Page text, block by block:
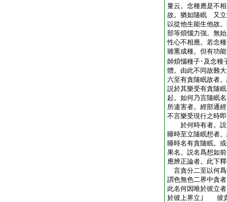
量云。念種應是不
故。猶如隨眠 又立
以從他生能生他故
部等煩惱力強。無
性心不相應。若念
雖熏成種。但有功
師煩惱種子･及念種
體。由此不同故
六至有貪隨眠故者
説於其樂受有貪隨
起。如何乃言隨
所違害者。經部通
不言樂受現行之時
於何時有者。
睡時至立隨眠想者
睡時名有貪隨眠。
果名。説名爲想
應辨正論者。此下
言貪分二至以何
謂色無色二界中貪
此名何因唯於彼立
於彼上界立｣ 彼貪